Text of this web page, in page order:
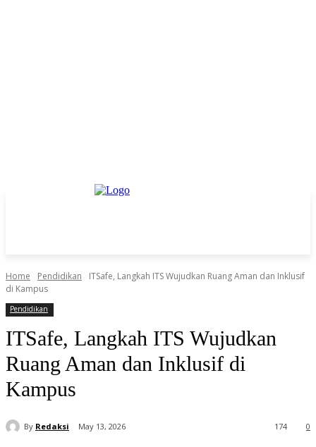
Home Pendidikan
ITSafe, Langkah ITS Wujudkan Ruang Aman dan Inklusif
di Kampus
Pendidikan
ITSafe, Langkah ITS Wujudkan
Ruang Aman dan Inklusif di
Kampus
By Redaksi May 13, 2026 0
174